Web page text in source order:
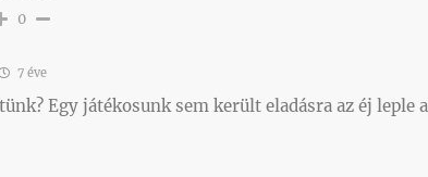
0
7 éve
Egy játékosunk sem került eladásra az éj leple